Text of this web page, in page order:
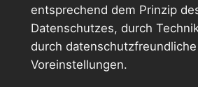
entsprechend dem Prinzip
Datenschutzes, durch
durch datenschutzfreundliche
Voreinstellungen.